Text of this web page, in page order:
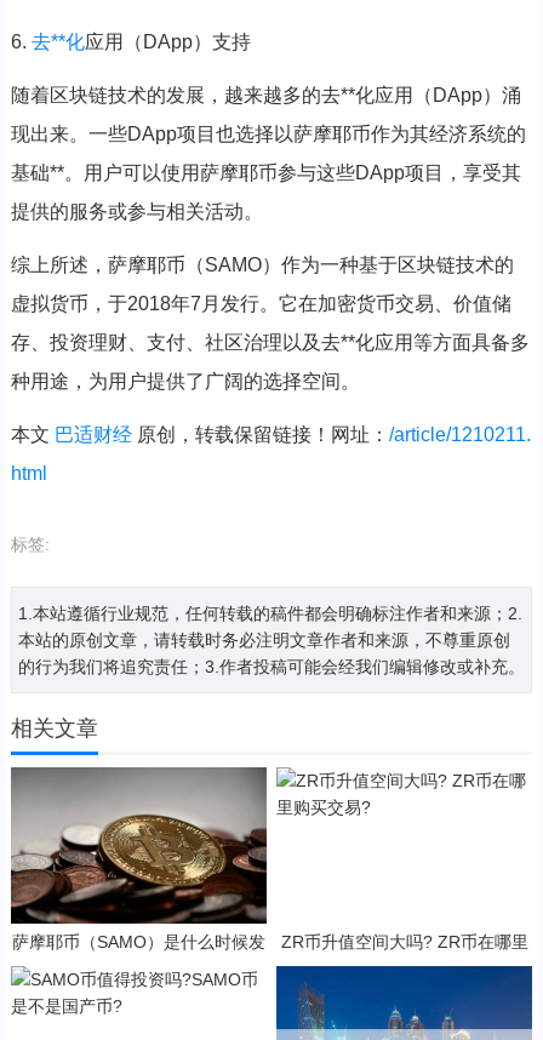
6. 去**化应用（DApp）支持
随着区块链技术的发展，越来越多的去**化应用（DApp）涌
现出来。一些DApp项目也选择以萨摩耶币作为其经济系统的
基础**。用户可以使用萨摩耶币参与这些DApp项目，享受其
提供的服务或参与相关活动。
综上所述，萨摩耶币（SAMO）作为一种基于区块链技术的
虚拟货币，于2018年7月发行。它在加密货币交易、价值储
存、投资理财、支付、社区治理以及去**化应用等方面具备多
种用途，为用户提供了广阔的选择空间。
本文 巴适财经原创，转载保留链接！网址： /article/1210211.
html
标签:
1.本站遵循行业规范，任何转载的稿件都会明确标注作者和来源；2.
本站的原创文章，请转载时务必注明文章作者和来源，不尊重原创
的行为我们将追究责任；3.作者投稿可能会经我们编辑修改或补充。
相关文章
萨摩耶币（SAMO）是什么时候发
行的？SAMO币可以做什么？
ZR币升值空间大吗? ZR币在哪里
购买交易?